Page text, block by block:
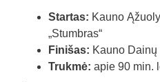
Startas: Kauno
„Stumbras“
Finišas: Kauno
Trukmė: apie 90 min.